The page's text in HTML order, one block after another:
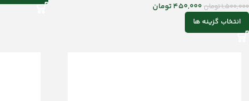
1,500,000تومان450,000تومان
انتخاب گزینه ها